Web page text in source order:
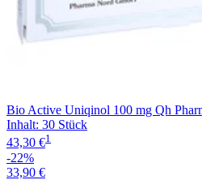
Bio Active Uniqinol 100 mg Qh
Inhalt: 30 Stück
43,30 €1
-22%
33,90 €